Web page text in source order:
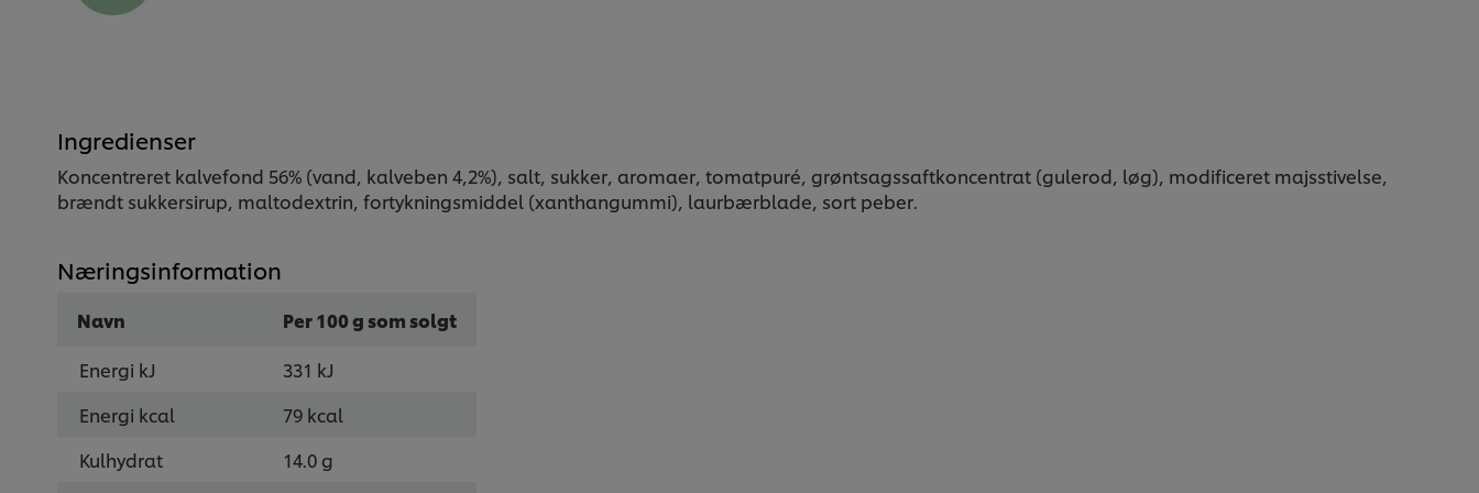
Ingredienser
Koncentreret kalvefond 56% (vand, kalveben 4,2%), salt, sukker, aromaer, tomatpuré, grøntsagssaftkoncentrat (gulerod, løg), modificeret majsstivelse,
brændt sukkersirup, maltodextrin, fortykningsmiddel (xanthangummi), laurbærblade, sort peber.
Næringsinformation
Navn
Per 100 g som solgt
Energi kJ
331 kJ
Energi kcal
79 kcal
Kulhydrat
14.0 g